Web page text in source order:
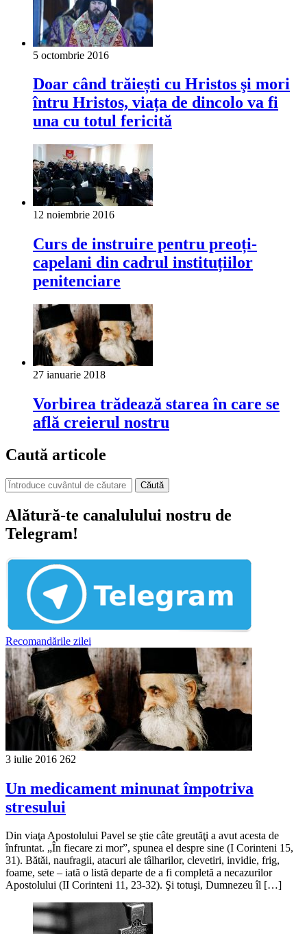
5 octombrie 2016
Doar când trăiești cu Hristos şi mori
întru Hristos, viața de dincolo va fi
una cu totul fericită
12 noiembrie 2016
Curs de instruire pentru preoți-
capelani din cadrul instituțiilor
penitenciare
27 ianuarie 2018
Vorbirea trădează starea în care se
află creierul nostru
Caută articole
Căută
Alătură-te canalulului nostru de
Telegram!
Recomandările zilei
3 iulie 2016 262
Un medicament minunat împotriva
stresului
Din viaţa Apostolului Pavel se ştie câte greutăţi a avut acesta de
înfruntat. „În fiecare zi mor”, spunea el despre sine (I Corinteni 15,
31). Bătăi, naufragii, atacuri ale tâlharilor, clevetiri, invidie, frig,
foame, sete – iată o listă departe de a fi completă a necazurilor
Apostolului (II Corinteni 11, 23-32). Şi totuşi, Dumnezeu îl […]